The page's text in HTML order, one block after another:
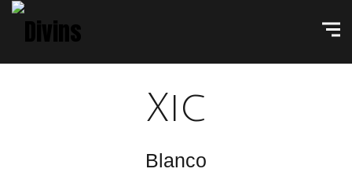
Xic
Blanco